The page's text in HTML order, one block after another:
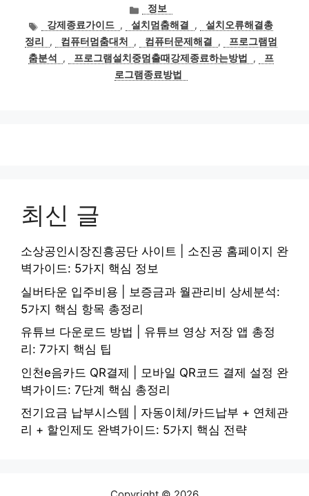
카
테
고
리
정보
태
그
강제종료가이드 , 설치멈춤해결 ,
설치오류해결총
정리
, 컴퓨터멈춤대처 , 컴퓨터문제해결 ,
프로그램멈
춤분석
, 프로그램설치중멈출때강제종료하는방법 ,
프
로그램종료방법
최신 글
소상공인시장진흥공단 사이트 | 소진공 홈페이지 완
벽가이드: 5가지 핵심 정보
실버타운 입주비용 | 보증금과 월관리비 상세분석:
5가지 핵심 항목 총정리
유튜브 다운로드 방법 | 유튜브 영상 저장 앱 총정
리: 7가지 핵심 팁
인천e음카드 QR결제 | 모바일 QR코드 결제 설정 완
벽가이드: 7단계 핵심 총정리
전기요금 납부시스템 | 자동이체/카드납부 + 연체관
리 + 할인제도 완벽가이드: 5가지 핵심 전략